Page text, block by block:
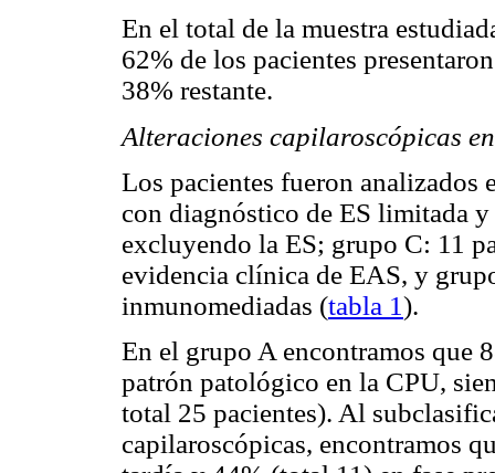
En el total de la muestra
62% de los pacientes
38% restante.
Alteraciones capilaroscópicas
Los pacientes fueron analizados
con diagnóstico de ES limitada
excluyendo la ES; grupo C: 11
evidencia clínica de EAS, y
inmunomediadas (tabla 1).
En el grupo A encontramos que
patrón patológico en la CPU,
total 25 pacientes). Al
capilaroscópicas, encontramos